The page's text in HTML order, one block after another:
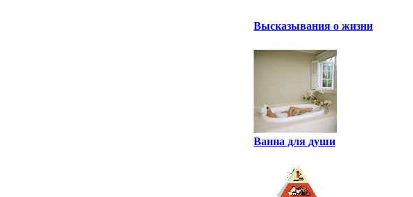
Высказывания о жизни
Ванна для души